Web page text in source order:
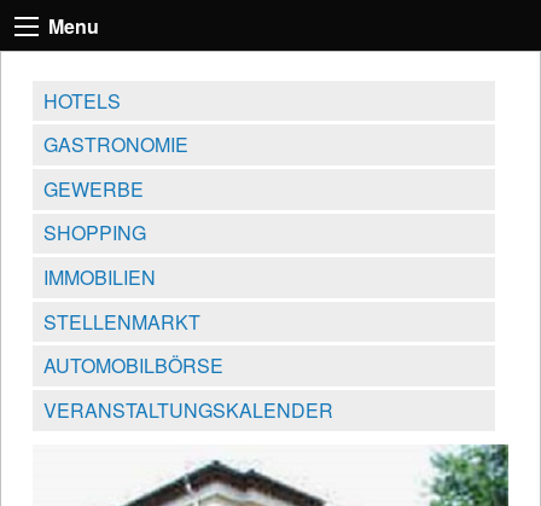
Menu
HOTELS
GASTRONOMIE
GEWERBE
SHOPPING
IMMOBILIEN
STELLENMARKT
AUTOMOBILBÖRSE
VERANSTALTUNGSKALENDER